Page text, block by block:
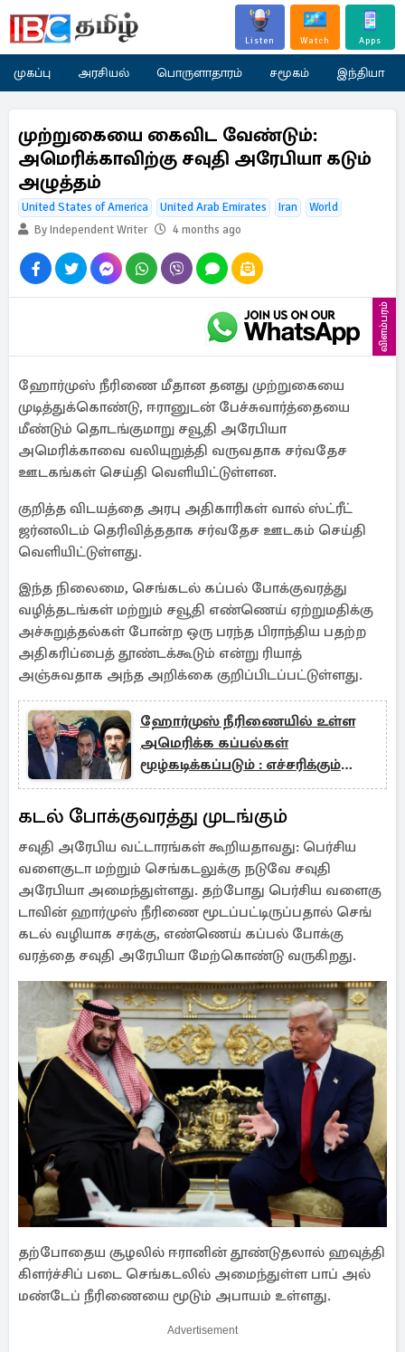
Listen Watch Apps
முகப்பு அரசியல் பொருளாதாரம் சமூகம் இந்தியா
முற்றுகையை கைவிட வேண்​டும்:
அமெரிக்காவிற்கு சவுதி அரேபியா கடும்
அழுத்தம்
United States of America United Arab Emirates Iran
World
By Independent Writer
4 months ago
விளம்பரம்
ஹோர்முஸ் நீரிணை மீதான தனது முற்றுகையை
முடித்துக்கொண்டு, ஈரானுடன் பேச்சுவார்த்தையை
மீண்டும் தொடங்குமாறு சவூதி அரேபியா
அமெரிக்காவை வலியுறுத்தி வருவதாக சர்வதேச
ஊடகங்கள் செய்தி வெளியிட்டுள்ளன.
குறித்த விடயத்தை அரபு அதிகாரிகள் வால் ஸ்ட்ரீட்
ஜர்னலிடம் தெரிவித்ததாக சர்வதேச ஊடகம் செய்தி
வெளியிட்டுள்ளது.
இந்த நிலைமை, செங்கடல் கப்பல் போக்குவரத்து
வழித்தடங்கள் மற்றும் சவூதி எண்ணெய் ஏற்றுமதிக்கு
அச்சுறுத்தல்கள் போன்ற ஒரு பரந்த பிராந்திய பதற்ற
அதிகரிப்பைத் தூண்டக்கூடும் என்று ரியாத்
அஞ்சுவதாக அந்த அறிக்கை குறிப்பிடப்பட்டுள்ளது.
ஹோர்முஸ் நீரிணையில் உள்ள
அமெரிக்க கப்பல்கள்
மூழ்கடிக்கப்படும் : எச்சரிக்கும்
ஈரான்
கடல் போக்​கு​வரத்து முடங்​கும்
சவுதி அரேபிய வட்​டாரங்​கள் ​கூறிய​தாவது: பெர்​சிய
வளை​குடா மற்​றும் செங்​கடலுக்கு நடுவே சவுதி
அரேபியா அமைந்​துள்​ளது. தற்​போது பெர்​சிய வளை​கு​
டா​வின் ஹார்​முஸ் நீரிணை மூடப்​பட்​டிருப்​ப​தால் செங்​
கடல் வழி​யாக சரக்​கு, எண்​ணெய் கப்​பல் போக்​கு​
வரத்தை சவுதி அரேபியா மேற்​கொண்டு வரு​கிறது.
தற்​போதைய சூழலில் ஈரானின் தூண்​டு​தலால் ஹவுத்தி
கிளர்ச்​சிப் படை செங்​கடலில் அமைந்​துள்ள பாப் அல்
மண்​டேப் நீரிணையை மூடும் அபா​யம் உள்​ளது.
Advertisement